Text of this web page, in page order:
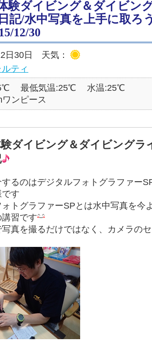
験ダイビング＆ダイビン
記/水中写真を上手に取ろ
12/30
日30日 天気：
ティ
最低気温:25℃
水温:25℃
ンピース
ダイビング＆ダイビングラ
るのはデジタルフォトグラファー
す
トグラファーSPとは水中写真を今
習です
真を撮るだけではなく、カメラの